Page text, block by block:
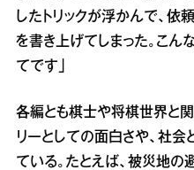
したトリックが浮かんで、依
を書き上げてしまった。こん
てです」
各編とも棋士や将棋世界と
リーとしての面白さや、社
ている。たとえば、被災地